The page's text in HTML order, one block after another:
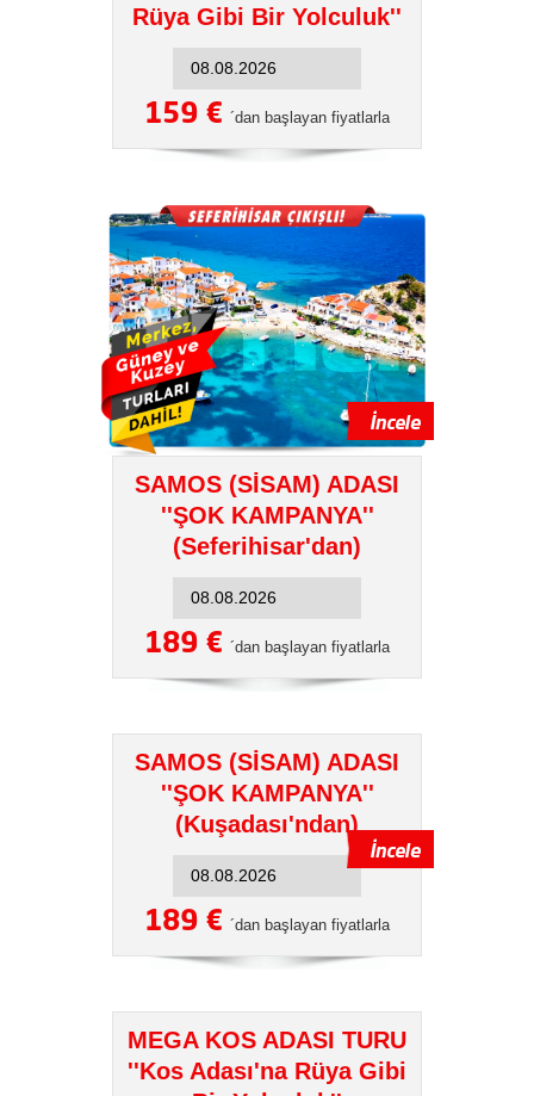
Rüya Gibi Bir Yolculuk''
159 € ´dan başlayan fiyatlarla
SAMOS (SİSAM) ADASI
''ŞOK KAMPANYA''
(Seferihisar'dan)
189 € ´dan başlayan fiyatlarla
SAMOS (SİSAM) ADASI
''ŞOK KAMPANYA''
(Kuşadası'ndan)
189 € ´dan başlayan fiyatlarla
MEGA KOS ADASI TURU
''Kos Adası'na Rüya Gibi